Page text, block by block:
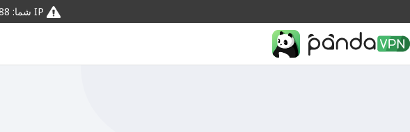
IP شما: 216.73.217.88 · وضعیت شما: